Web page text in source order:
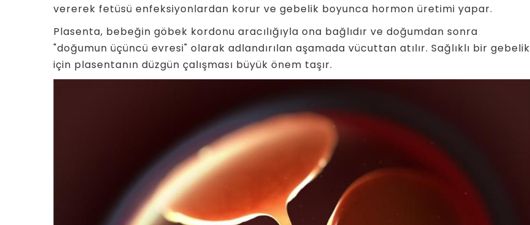
vererek fetüsü enfeksiyonlardan korur ve gebelik boyunca hormon üretimi yapar.
Plasenta, bebeğin göbek kordonu aracılığıyla ona bağlıdır ve doğumdan sonra
"doğumun üçüncü evresi" olarak adlandırılan aşamada vücuttan atılır. Sağlıklı bir gebelik
için plasentanın düzgün çalışması büyük önem taşır.